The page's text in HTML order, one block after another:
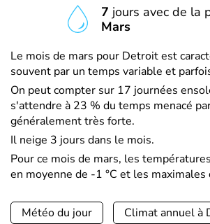
7 jours avec de la
Mars
Le mois de mars pour Detroit est
souvent par un temps variable et
On peut compter sur 17 journées
s'attendre à 23 % du temps menacé
généralement très forte.
Il neige 3 jours dans le mois.
Pour ce mois de mars, les
en moyenne de -1 °C et les maximales
Météo du jour
Climat annuel à